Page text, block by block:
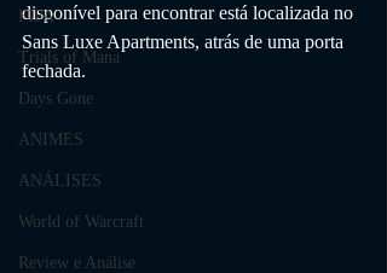
FIFA
Trials of Mana
Days Gone
ANIMES
ANÁLISES
World of Warcraft
Review e Análise
disponível para encontrar está localizada no
Sans Luxe Apartments, atrás de uma porta
fechada.